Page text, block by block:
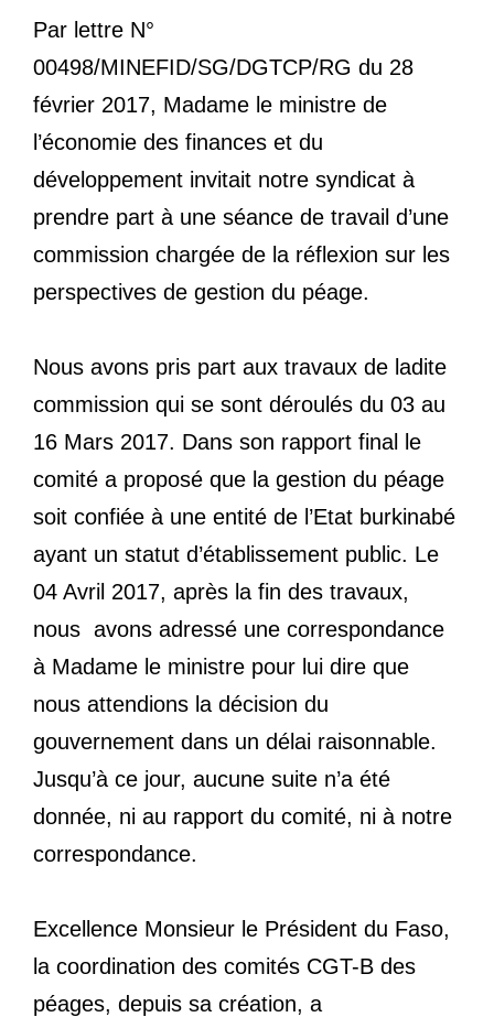
Par lettre N°
00498/MINEFID/SG/DGTCP/RG du 28
février 2017, Madame le ministre de
l’économie des finances et du
développement invitait notre syndicat à
prendre part à une séance de travail d’une
commission chargée de la réflexion sur les
perspectives de gestion du péage.
Nous avons pris part aux travaux de ladite
commission qui se sont déroulés du 03 au
16 Mars 2017. Dans son rapport final le
comité a proposé que la gestion du péage
soit confiée à une entité de l’Etat burkinabé
ayant un statut d’établissement public. Le
04 Avril 2017, après la fin des travaux,
nous avons adressé une correspondance
à Madame le ministre pour lui dire que
nous attendions la décision du
gouvernement dans un délai raisonnable.
Jusqu’à ce jour, aucune suite n’a été
donnée, ni au rapport du comité, ni à notre
correspondance.
Excellence Monsieur le Président du Faso,
la coordination des comités CGT-B des
péages, depuis sa création, a